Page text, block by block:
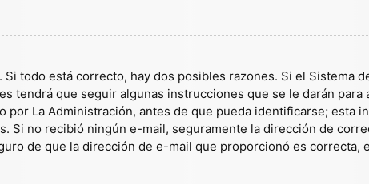
todo está correcto, hay dos posibles razones. Si el Sistema
tendrá que seguir algunas instrucciones que se le darán
por La Administración, antes de que pueda identificarse; esta
Si no recibió ningún e-mail, seguramente la dirección de
de que la dirección de e-mail que proporcionó es correcta,